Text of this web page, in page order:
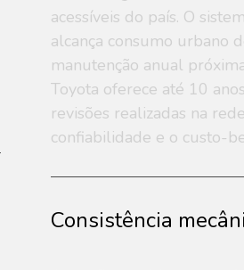
acessíveis do país. O
alcança consumo urbano
manutenção anual
Toyota oferece até 10
revisões realizadas na
confiabilidade e o custo-
Consistência